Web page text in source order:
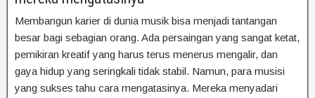
Membangun karier di dunia musik bisa menjadi tantangan
besar bagi sebagian orang. Ada persaingan yang sangat ketat,
pemikiran kreatif yang harus terus menerus mengalir, dan
gaya hidup yang seringkali tidak stabil. Namun, para musisi
yang sukses tahu cara mengatasinya. Mereka menyadari